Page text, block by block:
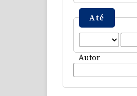
Até
Autor